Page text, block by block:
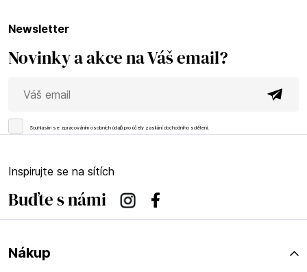
newsletter
Novinky a akce na Váš email?
Souhlasím se zpracováním osobních údajů pro účely zasílání obchodního sdělení.
Inspirujte se na sítích
Buďte s námi InstagramFacebook
Nákup